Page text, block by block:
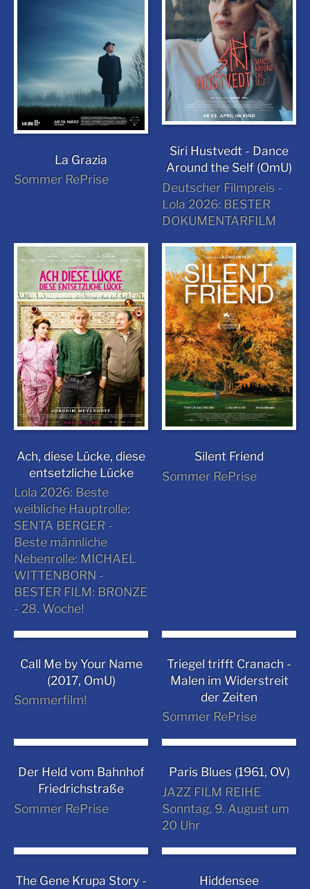
La Grazia
Sommer RePrise
Siri Hustvedt - Dance
Around the Self (OmU)
Deutscher Filmpreis -
Lola 2026: BESTER
DOKUMENTARFILM
Ach, diese Lücke, diese
entsetzliche Lücke
Lola 2026: Beste
weibliche Hauptrolle:
SENTA BERGER -
Beste männliche
Nebenrolle: MICHAEL
WITTENBORN -
BESTER FILM: BRONZE
- 28. Woche!
Silent Friend
Sommer RePrise
Call Me by Your Name
(2017, OmU)
Sommerfilm!
Triegel trifft Cranach -
Malen im Widerstreit
der Zeiten
Sommer RePrise
Der Held vom Bahnhof
Friedrichstraße
Sommer RePrise
Paris Blues (1961, OV)
JAZZ FILM REIHE
Sonntag, 9. August um
20 Uhr
The Gene Krupa Story -
Hiddensee